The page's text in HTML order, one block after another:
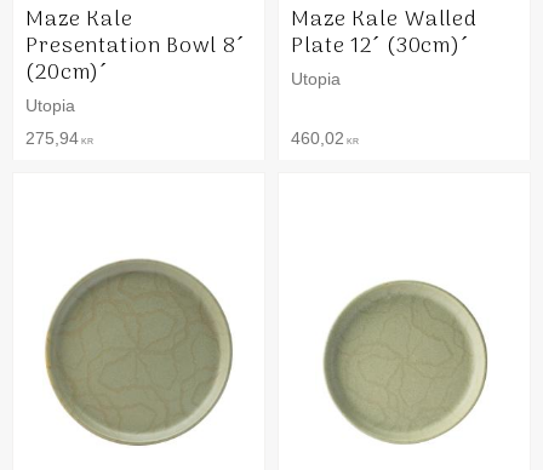
Maze Kale
Presentation Bowl 8´
(20cm)´
Utopia
275,94 KR
Maze Kale Walled
Plate 12´ (30cm)´
Utopia
460,02 KR